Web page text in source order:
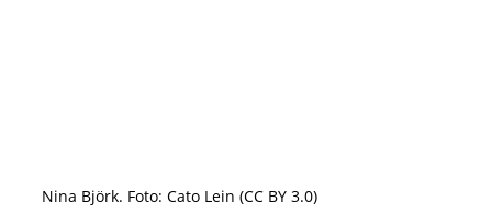
Nina Björk. Foto: Cato Lein (CC BY 3.0)